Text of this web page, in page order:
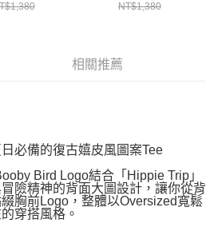
NT$1,380
相關推薦
必備的復古嬉皮風圖案Tee
Bird Logo結合「Hippie Trip」
險精神的背面大圖設計，讓你從背
胸前Logo，整體以Oversized寬鬆
穿搭風格。